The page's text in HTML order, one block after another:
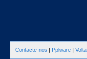
Contacte-nos | Pplware |